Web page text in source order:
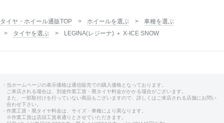
タイヤ・ホイール通販TOP ホイールを選ぶ
車種を選ぶ
タイヤを選ぶ
LEGINA(レジーナ) ＋ X-ICE SNOW
・当ホームページの表示価格は通信販売での購入価格となっております。
ご来店される場合は、別途作業工賃・廃タイヤ料金がかかる場合がございます。
また、一部取付けを行っていない商品もございますので、詳しくはご来店される店舗にお問い
合わせ下さい。
・作業工賃・廃タイヤ料金は、サイズ・車種により異なります。
※作業工賃は店頭工賃表通りとさせていただきます。